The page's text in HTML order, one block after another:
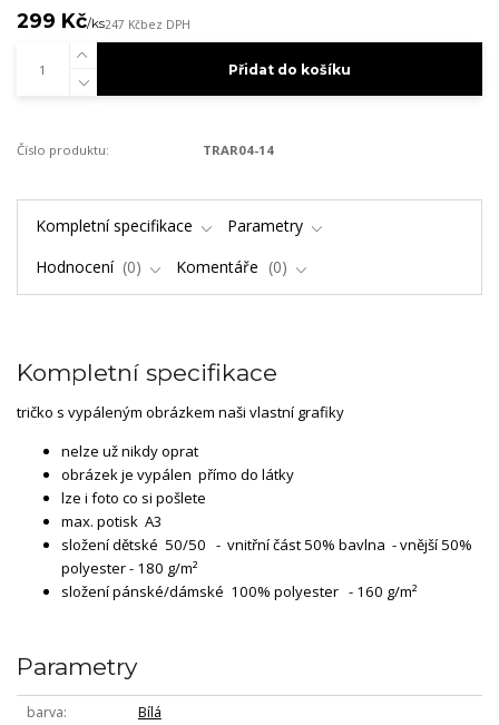
299 Kč/ks247 Kčbez DPH
Přidat do košíku
Číslo produktu: TRAR04-14
Kompletní specifikace
Parametry
Hodnocení
0 Komentáře 0
Kompletní specifikace
tričko s vypáleným obrázkem naši vlastní grafiky
nelze už nikdy oprat
obrázek je vypálen přímo do látky
lze i foto co si pošlete
max. potisk A3
složení dětské 50/50 - vnitřní část 50% bavlna - vnější 50%
polyester - 180 g/m²
složení pánské/dámské 100% polyester - 160 g/m²
Parametry
barva
Bílá